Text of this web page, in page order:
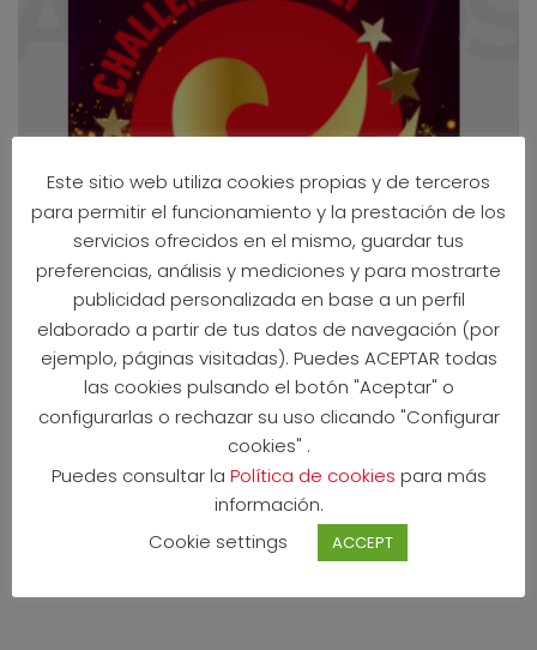
juan News ,Sin categorizar 8 febrero 2024
TRES PREMIOS EN LOS CHALLENGE
FAMILY AWARDS 2023
Este sitio web utiliza cookies propias y de terceros
para permitir el funcionamiento y la prestación de los
servicios ofrecidos en el mismo, guardar tus
preferencias, análisis y mediciones y para mostrarte
publicidad personalizada en base a un perfil
elaborado a partir de tus datos de navegación (por
ejemplo, páginas visitadas). Puedes ACEPTAR todas
las cookies pulsando el botón "Aceptar" o
configurarlas o rechazar su uso clicando "Configurar
cookies" .
Puedes consultar la Política de cookies para más
información.
Cookie settings
ACCEPT